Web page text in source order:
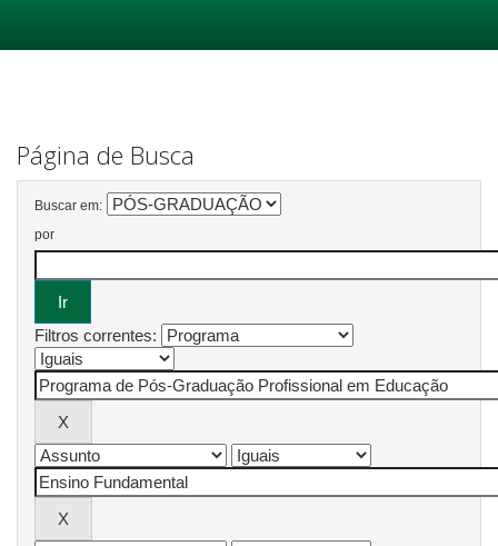
Página de Busca
Buscar em:
por
Filtros correntes: